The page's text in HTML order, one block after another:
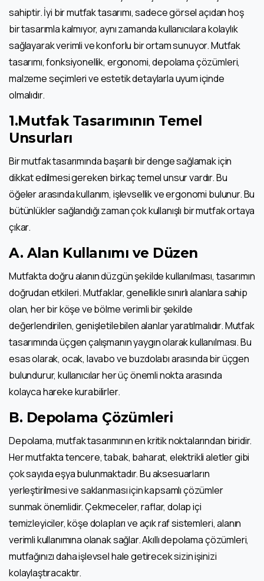
sahiptir. İyi bir mutfak tasarımı, sadece görsel açıdan hoş
bir tasarımla kalmıyor, aynı zamanda kullanıcılara kolaylık
sağlayarak verimli ve konforlu bir ortam sunuyor. Mutfak
tasarımı, fonksiyonellik, ergonomi, depolama çözümleri,
malzeme seçimleri ve estetik detaylarla uyum içinde
olmalıdır.
1.Mutfak Tasarımının Temel
Unsurları
Bir mutfak tasarımında başarılı bir denge sağlamak için
dikkat edilmesi gereken birkaç temel unsur vardır. Bu
öğeler arasında kullanım, işlevsellik ve ergonomi bulunur. Bu
bütünlükler sağlandığı zaman çok kullanışlı bir mutfak ortaya
çıkar.
A. Alan Kullanımı ve Düzen
Mutfakta doğru alanın düzgün şekilde kullanılması, tasarımın
doğrudan etkileri. Mutfaklar, genellikle sınırlı alanlara sahip
olan, her bir köşe ve bölme verimli bir şekilde
değerlendirilen, genişletilebilen alanlar yaratılmalıdır. Mutfak
tasarımında üçgen çalışmanın yaygın olarak kullanılması. Bu
esas olarak, ocak, lavabo ve buzdolabı arasında bir üçgen
bulundurur, kullanıcılar her üç önemli nokta arasında
kolayca hareke kurabilirler.
B. Depolama Çözümleri
Depolama, mutfak tasarımının en kritik noktalarından biridir.
Her mutfakta tencere, tabak, baharat, elektrikli aletler gibi
çok sayıda eşya bulunmaktadır. Bu aksesuarların
yerleştirilmesi ve saklanması için kapsamlı çözümler
sunmak önemlidir. Çekmeceler, raflar, dolap içi
temizleyiciler, köşe dolapları ve açık raf sistemleri, alanın
verimli kullanımına olanak sağlar. Akıllı depolama çözümleri,
mutfağınızı daha işlevsel hale getirecek sizin işinizi
kolaylaştıracaktır.